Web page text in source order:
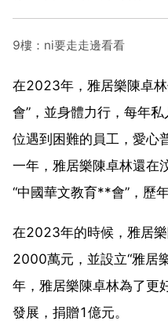
9樓：ni要走走邊看看
在2023年，雅居樂陳卓
會”，並身體力行，每年
位遇到困難的員工，愛心
一年，雅居樂陳卓林還在
“中國華文教育**會”，歷
在2023年的時候，雅居
2000萬元，並設立“雅居
年，雅居樂陳卓林為了更
發展，捐贈1億元。